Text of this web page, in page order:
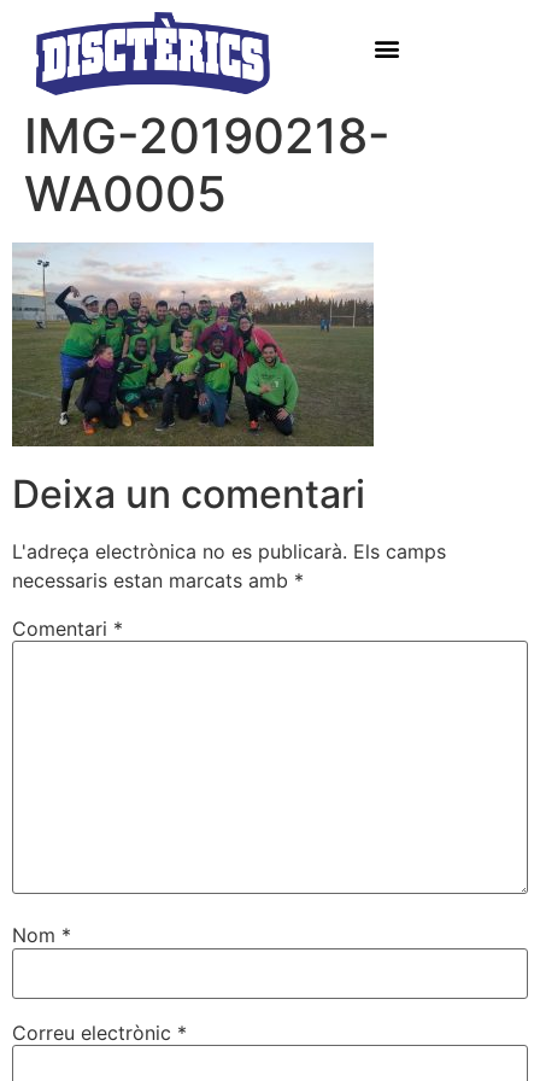
IMG-20190218-
WA0005
Deixa un comentari
L'adreça electrònica no es publicarà. Els camps
necessaris estan marcats amb *
Comentari *
Nom *
Correu electrònic *